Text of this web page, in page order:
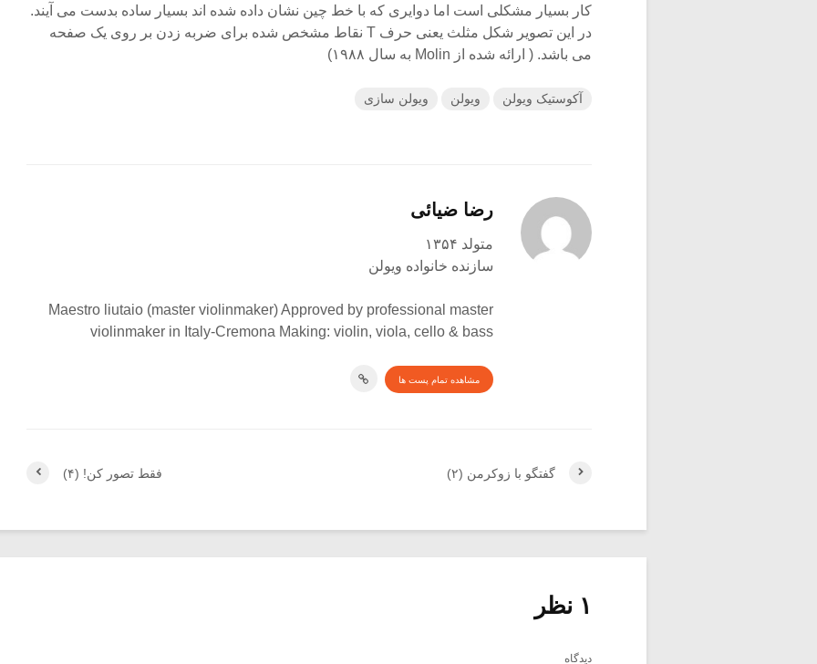
کار بسیار مشکلی است اما دوایری که با خط چین نشان داده شده اند بسیار ساده بدست می آیند.
در این تصویر شکل مثلث یعنی حرف T نقاط مشخص شده برای ضربه زدن بر روی یک صفحه
می باشد. ( ارائه شده از Molin به سال ۱۹۸۸)
آکوستیک ویولن ویولن ویولن سازی
رضا ضیائی
متولد ۱۳۵۴
سازنده خانواده ویولن
Maestro liutaio (master violinmaker) Approved by professional master
violinmaker in Italy-Cremona Making: violin, viola, cello & bass
مشاهده تمام پست ها
فقط تصور کن! (۴) گفتگو با زوکرمن (۲)
۱ نظر
دیدگاه